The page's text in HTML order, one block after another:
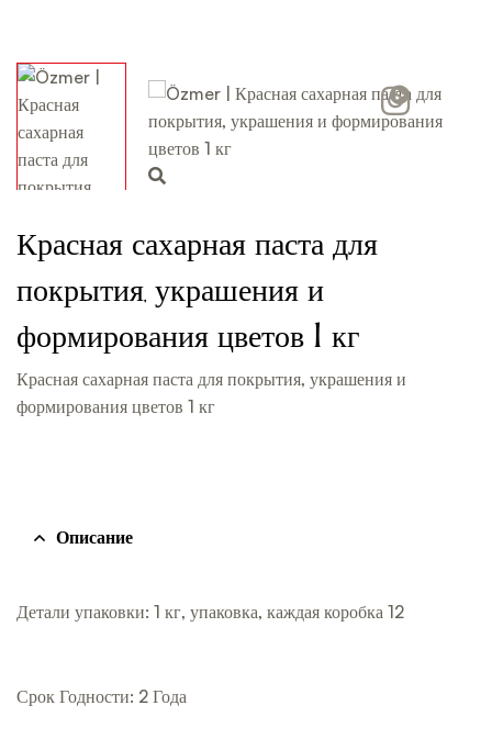
Video
Красная сахарная паста для
покрытия, украшения и
формирования цветов 1 кг
Красная сахарная паста для покрытия, украшения и
формирования цветов 1 кг
Описание
Детали упаковки: 1 кг, упаковка, каждая коробка 12
Срок Годности: 2 Года